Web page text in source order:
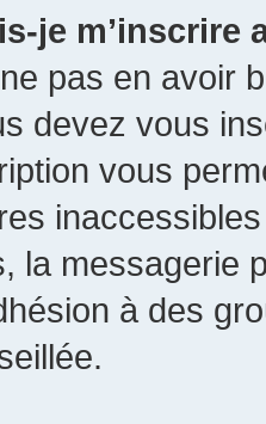
je m’inscrire
pas en avoir
devez vous
vous
la messagerie
à des